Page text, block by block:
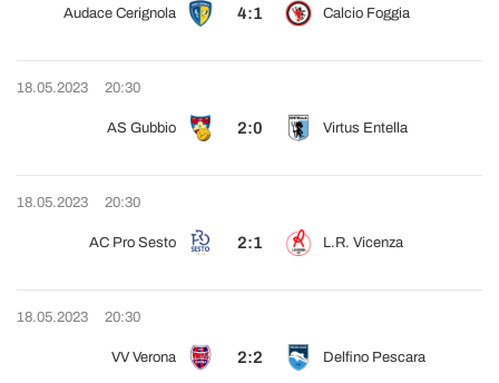
Audace Cerignola 4:1 Calcio Foggia
18.05.2023 20:30
AS Gubbio 2:0 Virtus Entella
18.05.2023 20:30
AC Pro Sesto 2:1 L.R. Vicenza
18.05.2023 20:30
VV Verona 2:2 Delfino Pescara